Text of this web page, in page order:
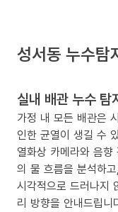
성서동 누수탐
실내 배관 누수 탐
가정 내 모든 배관은
인한 균열이 생길 수
열화상 카메라와 음
의 물 흐름을 분석하고,
시각적으로 드러나지
리 방향을 안내드립니